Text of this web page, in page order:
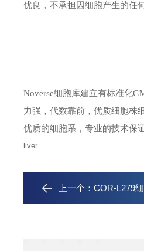
优良，不承担因细胞产生的任
Noverse细胞库建立有标准化
力强，代数靠前，优质细胞株
优质的细胞系，专业的技术保
liver
上一个： COR-L279